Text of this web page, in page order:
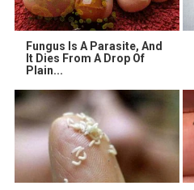
Fungus Is A Parasite, And
It Dies From A Drop Of
Plain...